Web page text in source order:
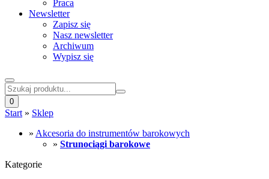
Praca
Newsletter
Zapisz się
Nasz newsletter
Archiwum
Wypisz się
0
Start » Sklep
» Akcesoria do instrumentów barokowych
» Strunociągi barokowe
Kategorie